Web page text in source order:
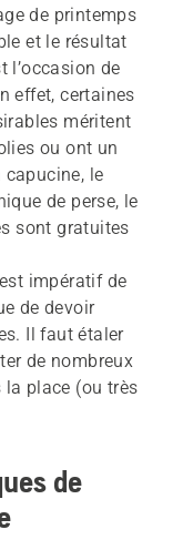
de printemps
et le résultat
l’occasion de
effet, certaines
méritent
ou ont un
capucine, le
de perse, le
sont gratuites
impératif de
de devoir
Il faut étaler
de nombreux
place (ou très
de